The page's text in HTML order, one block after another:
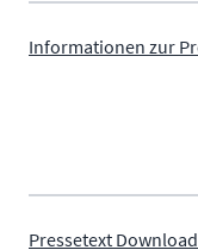
Informationen zur
Pressetext